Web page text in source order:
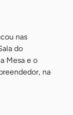
nas
do
Mesa e o
na